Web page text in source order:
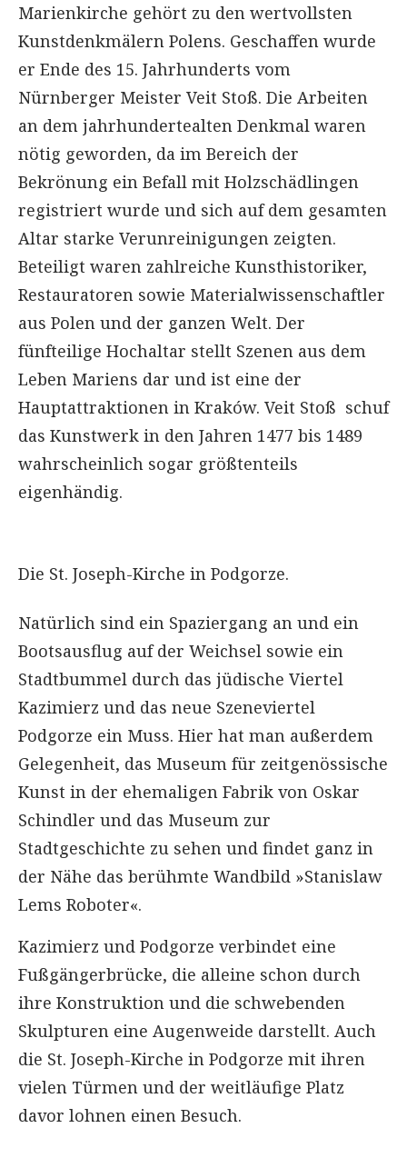
Marienkirche gehört zu den wertvollsten
Kunstdenkmälern Polens. Geschaffen wurde
er Ende des 15. Jahrhunderts vom
Nürnberger Meister Veit Stoß. Die Arbeiten
an dem jahrhundertealten Denkmal waren
nötig geworden, da im Bereich der
Bekrönung ein Befall mit Holzschädlingen
registriert wurde und sich auf dem gesamten
Altar starke Verunreinigungen zeigten.
Beteiligt waren zahlreiche Kunsthistoriker,
Restauratoren sowie Materialwissenschaftler
aus Polen und der ganzen Welt. Der
fünfteilige Hochaltar stellt Szenen aus dem
Leben Mariens dar und ist eine der
Hauptattraktionen in Kraków. Veit Stoß schuf
das Kunstwerk in den Jahren 1477 bis 1489
wahrscheinlich sogar größtenteils
eigenhändig.
Die St. Joseph-Kirche in Podgorze.
Natürlich sind ein Spaziergang an und ein
Bootsausflug auf der Weichsel sowie ein
Stadtbummel durch das jüdische Viertel
Kazimierz und das neue Szeneviertel
Podgorze ein Muss. Hier hat man außerdem
Gelegenheit, das Museum für zeitgenössische
Kunst in der ehemaligen Fabrik von Oskar
Schindler und das Museum zur
Stadtgeschichte zu sehen und findet ganz in
der Nähe das berühmte Wandbild »Stanislaw
Lems Roboter«.
Kazimierz und Podgorze verbindet eine
Fußgängerbrücke, die alleine schon durch
ihre Konstruktion und die schwebenden
Skulpturen eine Augenweide darstellt. Auch
die St. Joseph-Kirche in Podgorze mit ihren
vielen Türmen und der weitläufige Platz
davor lohnen einen Besuch.